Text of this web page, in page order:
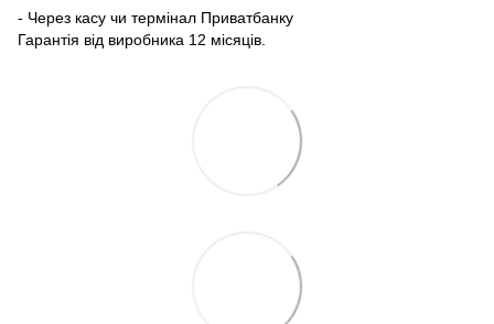
- Через касу чи термінал Приватбанку
Гарантія від виробника 12 місяців.